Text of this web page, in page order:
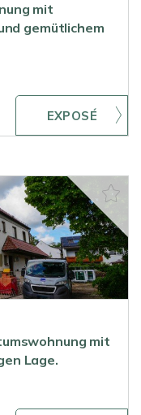
mit
gemütlichem
mit
Lage.